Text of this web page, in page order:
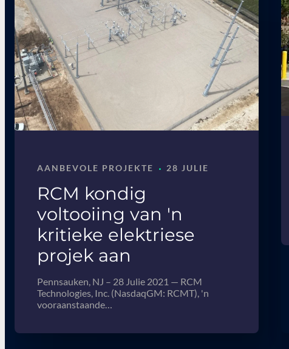
RCM kondig
voltooiing van 'n
kritieke elektriese
projek aan
AANBEVOLE PROJEKTE · 28 JULIE
Pennsauken, NJ – 28 Julie 2021 — RCM
Technologies, Inc. (NasdaqGM: RCMT), 'n
vooraanstaande…